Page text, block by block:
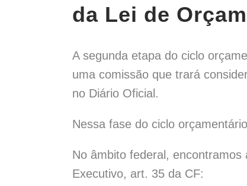
da Lei de
A segunda etapa do ciclo
uma comissão que trará
no Diário Oficial.
Nessa fase do ciclo
No âmbito federal,
Executivo, art. 35 da CF: